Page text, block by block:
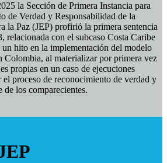
la Sección de Primera Instancia para
de Verdad y Responsabilidad de la
la Paz (JEP) profirió la primera sentencia
relacionada con el subcaso Costa Caribe
hito en la implementación del modelo
Colombia, al materializar por primera vez
propias en un caso de ejecuciones
proceso de reconocimiento de verdad y
de los comparecientes.